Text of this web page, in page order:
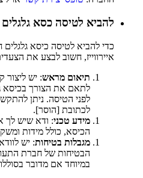
להביא לטיסה כסא
כדי להביא לטיסה כיסא
איירווייז, חשוב לבצע את
תיאום מראש: יש ליצור
לפני הטיסה. ניתן
לכתובת [הוסר].
מידע טכני: ודא שיש לך
הכיסא, כולל מידות
מגבלות בטיחות: יש
הבטיחות של חברת
במיוחד אם מדובר